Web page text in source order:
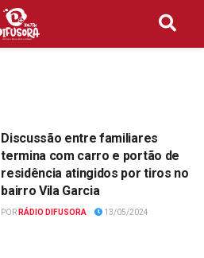
Discussão entre familiares
termina com carro e portão de
residência atingidos por tiros no
bairro Vila Garcia
POR RÁDIO DIFUSORA 13/05/2024